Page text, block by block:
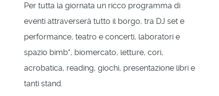
Per tutta la giornata un ricco programma di
eventi attraverserà tutto il borgo, tra DJ set e
performance, teatro e concerti, laboratori e
spazio bimb*, biomercato, letture, cori,
acrobatica, reading, giochi, presentazione libri e
tanti stand.